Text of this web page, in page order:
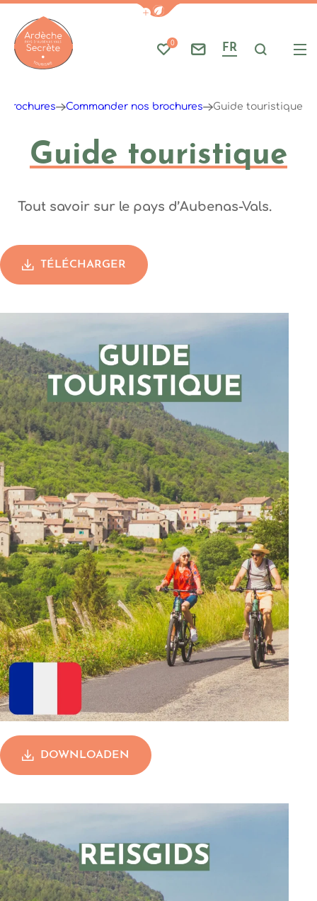
Afficher la barre de
Mes favoris
0
Nous contacter
FR Je
brochures Commander nos brochures Guide touristique
Guide touristique
Tout savoir sur le pays d’Aubenas-Vals.
TÉLÉCHARGER
DOWNLOADEN